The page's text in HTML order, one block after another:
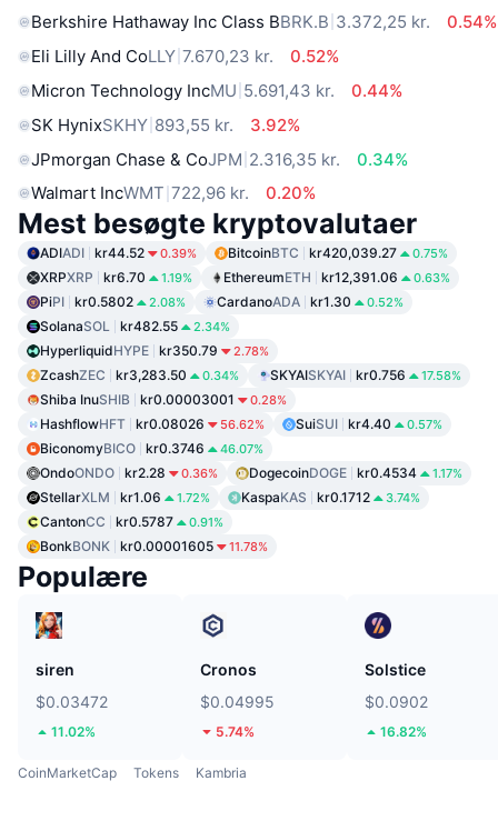
Berkshire Hathaway Inc Class BBRK.B 3.372,25 kr.
0.54%
Eli Lilly And CoLLY 7.670,23 kr.
0.52%
Micron Technology IncMU 5.691,43 kr.
0.44%
SK HynixSKHY 893,55 kr.
3.92%
JPmorgan Chase & CoJPM 2.316,35 kr.
0.34%
Walmart IncWMT 722,96 kr. 0.20%
Mest besøgte kryptovalutaer
ADIADI kr44.52 0.39% BitcoinBTC kr420,039.27 0.75%
XRPXRP kr6.70 1.19% EthereumETH kr12,391.06 0.63%
PiPI kr0.5802 2.08% CardanoADA kr1.30 0.52%
SolanaSOL kr482.55 2.34%
HyperliquidHYPE kr350.79 2.78%
ZcashZEC kr3,283.50 0.34% SKYAISKYAI kr0.756 17.58%
Shiba InuSHIB kr0.00003001 0.28%
HashflowHFT kr0.08026 56.62% SuiSUI kr4.40 0.57%
BiconomyBICO kr0.3746 46.07%
OndoONDO kr2.28 0.36% DogecoinDOGE kr0.4534 1.17%
StellarXLM kr1.06 1.72% KaspaKAS kr0.1712 3.74%
CantonCC kr0.5787 0.91%
BonkBONK kr0.00001605 11.78%
Populære
siren
$0.03472
11.02%
Cronos
$0.04995
5.74%
Solstice
$0.0902
16.82%
CoinMarketCap Tokens Kambria